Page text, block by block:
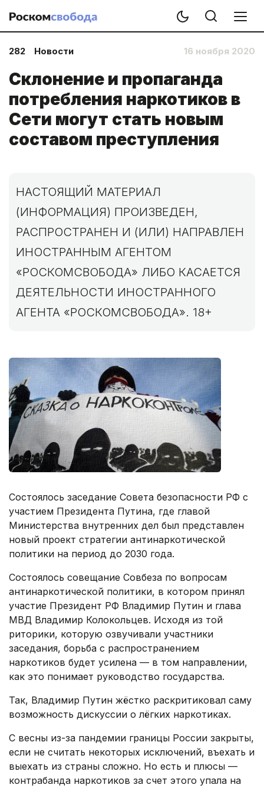
282 Новости 16 ноября 2020
Склонение и пропаганда
потребления наркотиков в
Сети могут стать новым
составом преступления
НАСТОЯЩИЙ МАТЕРИАЛ
(ИНФОРМАЦИЯ) ПРОИЗВЕДЕН,
РАСПРОСТРАНЕН И (ИЛИ) НАПРАВЛЕН
ИНОСТРАННЫМ АГЕНТОМ
«РОСКОМСВОБОДА» ЛИБО КАСАЕТСЯ
ДЕЯТЕЛЬНОСТИ ИНОСТРАННОГО
АГЕНТА «РОСКОМСВОБОДА». 18+
Состоялось заседание Совета безопасности РФ с
участием Президента Путина, где главой
Министерства внутренних дел был представлен
новый проект стратегии антинаркотической
политики на период до 2030 года.
Состоялось совещание Совбеза по вопросам
антинаркотической политики, в котором принял
участие Президент РФ Владимир Путин и глава
МВД Владимир Колокольцев. Исходя из той
риторики, которую озвучивали участники
заседания, борьба с распространением
наркотиков будет усилена — в том направлении,
как это понимает руководство государства.
Так, Владимир Путин жёстко раскритиковал саму
возможность дискуссии о лёгких наркотиках.
С весны из-за пандемии границы России закрыты,
если не считать некоторых исключений, въехать и
выехать из страны сложно. Но есть и плюсы —
контрабанда наркотиков за счет этого упала на